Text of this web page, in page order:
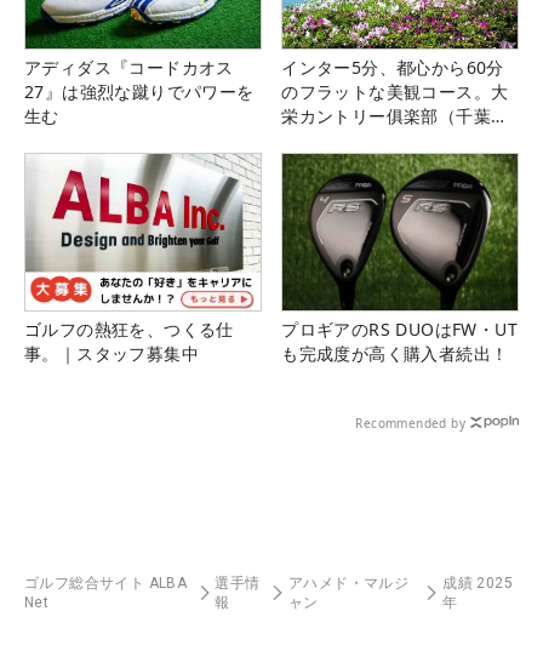
アディダス『コードカオス
27』は強烈な蹴りでパワーを
生む
インター5分、都心から60分
のフラットな美観コース。大
栄カントリー俱楽部（千葉
ゴルフの熱狂を、つくる仕
事。｜スタッフ募集中
プロギアのRS DUOはFW・UT
も完成度が高く購入者続出！
Recommended by
ゴルフ総合サイト ALBA
Net
選手情
報
アハメド・マルジ
ャン
成績 2025
年